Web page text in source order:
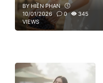
BY HIỀN PHAN
10/01/2026
0
345
VIEWS